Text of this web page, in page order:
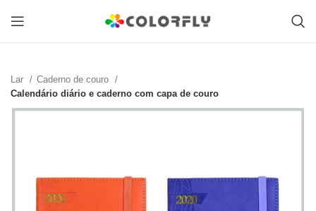
Lar
Caderno de couro
Calendário diário e caderno com capa de couro